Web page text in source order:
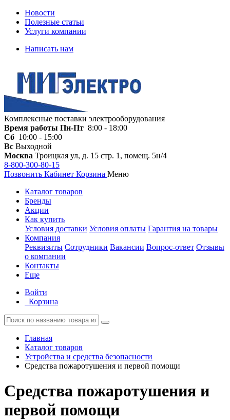
Новости
Полезные статьи
Услуги компании
Написать нам
Комплексные поставки электрооборудования
Время работы Пн-Пт 8:00 - 18:00
Сб 10:00 - 15:00
Вс Выходной
Москва Троицкая ул, д. 15 стр. 1, помещ. 5н/4
8-800-300-80-15
Позвонить Кабинет Корзина Меню
Каталог товаров
Бренды
Акции
Как купить
Условия доставки Условия оплаты Гарантия на товары
Компания
Реквизиты Сотрудники Вакансии Вопрос-ответ Отзывы
о компании
Контакты
Еще
Войти
Корзина
Главная
Каталог товаров
Устройства и средства безопасности
Средства пожаротушения и первой помощи
Средства пожаротушения и
первой помощи